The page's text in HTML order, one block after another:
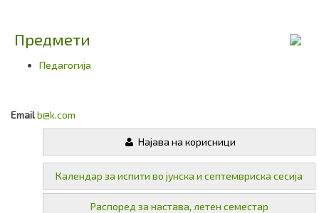
Предмети
Педагогија
Emailb@k.com
Најава на корисници
Календар за испити во јунска и септемвриска сесија
Распоред за настава, летен семестар